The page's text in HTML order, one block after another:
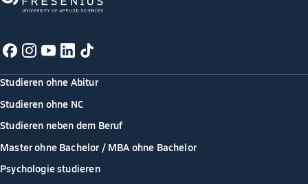
Studieren ohne Abitur
Studieren ohne NC
Studieren neben dem Beruf
Master ohne Bachelor / MBA ohne Bachelor
Psychologie studieren